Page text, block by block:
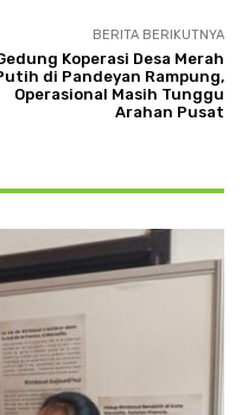
BERITA BERIKUTNYA
Koperasi Desa Merah
di Pandeyan Rampung,
Operasional Masih Tunggu
Arahan Pusat